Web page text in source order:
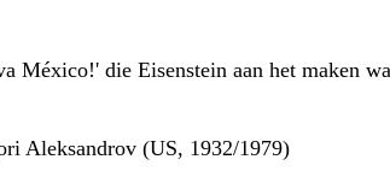
México!' die Eisenstein aan het maken
Aleksandrov (US, 1932/1979)